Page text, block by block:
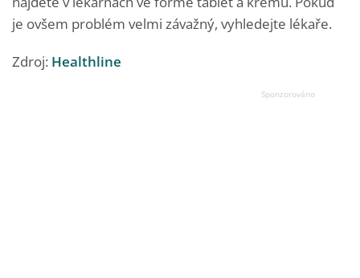
je ovšem problém velmi závažný, vyhledejte lékaře.
Zdroj: Healthline